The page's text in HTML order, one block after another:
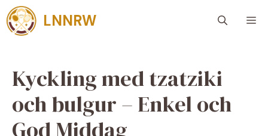
Skip
to
content
LNNRW
Kyckling med tzatziki
och bulgur – Enkel och
God Middag